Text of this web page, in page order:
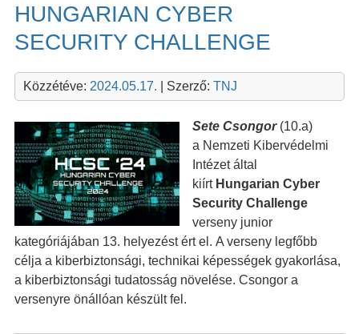
HUNGARIAN CYBER
SECURITY CHALLENGE
Közzétéve: 2024.05.17. | Szerző: TNJ
Sete Csongor(10.a)
a Nemzeti Kibervédelmi
Intézet által
kiírt Hungarian Cyber
Security Challenge
verseny junior
kategóriájában 13. helyezést ért el. A verseny legfőbb
célja a kiberbiztonsági, technikai képességek gyakorlása,
a kiberbiztonsági tudatosság növelése. Csongor a
versenyre önállóan készült fel.